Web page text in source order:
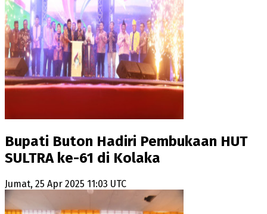
Bupati Buton Hadiri Pembukaan HUT
SULTRA ke-61 di Kolaka
Jumat, 25 Apr 2025 11:03 UTC